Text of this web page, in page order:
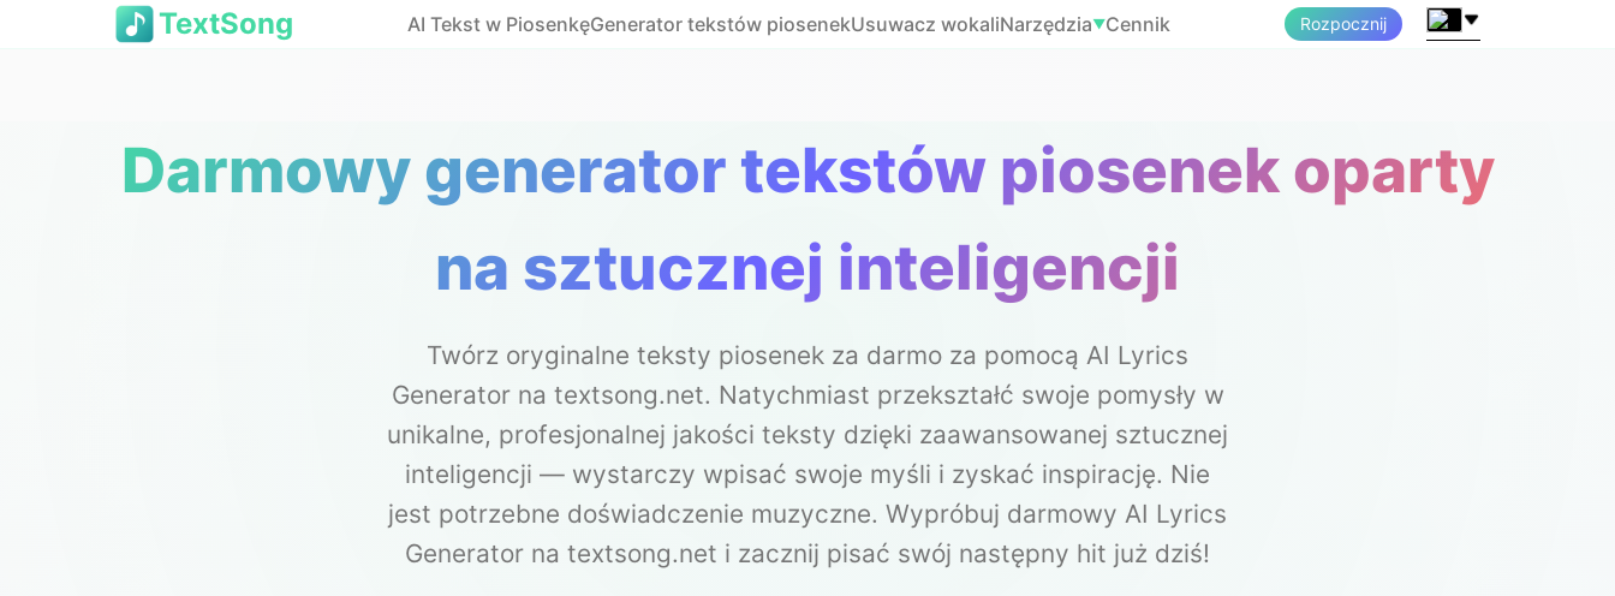
TextSong AI Tekst w PiosenkęGenerator tekstów piosenekUsuwacz wokaliNarzędzia▼Cennik Rozpocznij
Darmowy generator tekstów piosenek oparty
na sztucznej inteligencji
Twórz oryginalne teksty piosenek za darmo za pomocą AI Lyrics
Generator na textsong.net. Natychmiast przekształć swoje pomysły w
unikalne, profesjonalnej jakości teksty dzięki zaawansowanej sztucznej
inteligencji — wystarczy wpisać swoje myśli i zyskać inspirację. Nie
jest potrzebne doświadczenie muzyczne. Wypróbuj darmowy AI Lyrics
Generator na textsong.net i zacznij pisać swój następny hit już dziś!